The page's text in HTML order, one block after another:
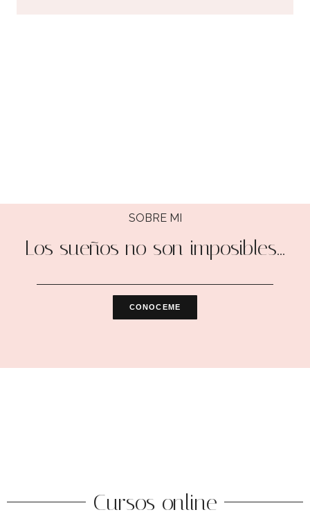
SOBRE MI
Los sueños no son imposibles...
CONOCEME
Cursos online